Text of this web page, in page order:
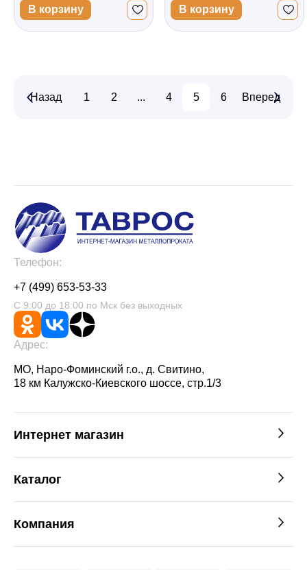
В корзину В корзину
Назад 1 2 ... 4 5 6 ... 21
Вперед
Телефон:
+7 (499) 653-53-33
С 9:00 до 18:00 по Мск без выходных
Адрес:
МО, Наро-Фоминский г.о., д. Свитино,
18 км Калужско-Киевского шоссе, стр.1/3
Интернет магазин
Каталог
Компания